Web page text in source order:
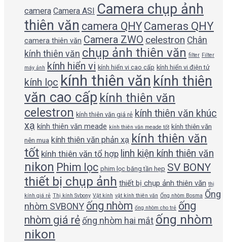
camera Camera ASI Camera chụp ảnh
thiên văn camera QHY Cameras QHY
camera thiên văn Camera ZWO celestron Chân
kính thiên văn chụp ảnh thiên văn filter Filter
máy ảnh kính hiển vi kính hiển vi cao cấp kính hiển vi điện tử
kính lọc kính thiên văn kính thiên
văn cao cấp kính thiên văn
celestron kính thiên văn giá rẻ kính thiên văn khúc
xạ kính thiên văn meade kính thiên văn meade tốt kính thiên văn
nên mua kính thiên văn phản xạ kính thiên văn
tốt kính thiên văn tổ hợp linh kiện kính thiên văn
nikon Phim lọc phim lọc băng tần hẹp SV BONY
thiết bị chụp ảnh thiết bị chụp ảnh thiên văn thị
kính giá rẻ Thị kính Svbony Vật kính vật kính thiên văn Ống nhòm Bosma Ống
nhòm SVBONY ống nhòm ống nhòm cho trẻ ống
nhòm giá rẻ ống nhòm hai mắt ống nhòm
nikon